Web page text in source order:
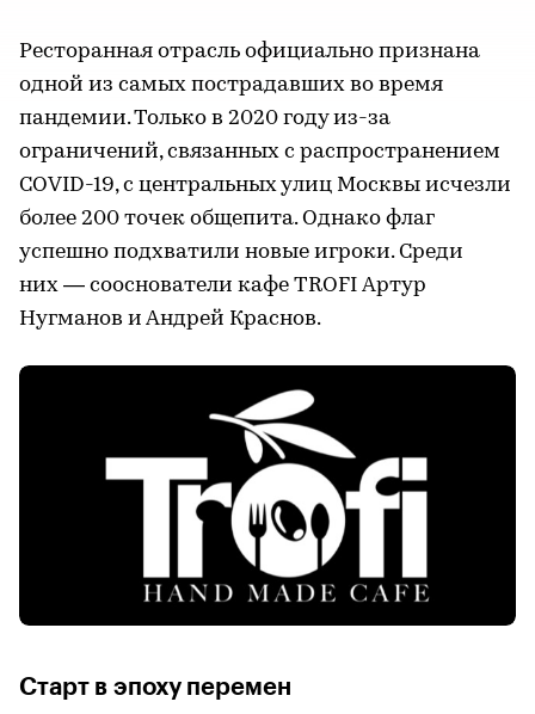
Ресторанная отрасль официально признана
одной из самых пострадавших во время
пандемии. Только в 2020 году из-за
ограничений, связанных с распространением
COVID-19, с центральных улиц Москвы исчезли
более 200 точек общепита. Однако флаг
успешно подхватили новые игроки. Среди
них — сооснователи кафе TROFI Артур
Нугманов и Андрей Краснов.
Старт в эпоху перемен